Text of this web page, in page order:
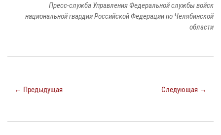
Пресс-служба Управления Федеральной службы войск
национальной гвардии Российской Федерации по Челябинской
области
← Предыдущая Следующая →